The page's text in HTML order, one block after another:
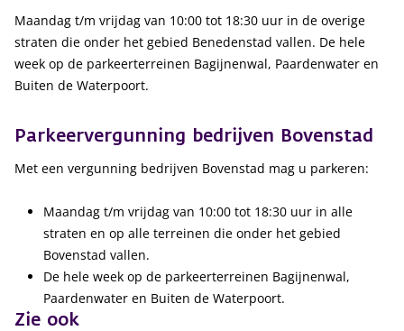
Maandag t/m vrijdag van 10:00 tot 18:30 uur in de overige
straten die onder het gebied Benedenstad vallen. De hele
week op de parkeerterreinen Bagijnenwal, Paardenwater en
Buiten de Waterpoort.
Parkeervergunning bedrijven Bovenstad
Met een vergunning bedrijven Bovenstad mag u parkeren:
Maandag t/m vrijdag van 10:00 tot 18:30 uur in alle
straten en op alle terreinen die onder het gebied
Bovenstad vallen.
De hele week op de parkeerterreinen Bagijnenwal,
Paardenwater en Buiten de Waterpoort.
Zie ook